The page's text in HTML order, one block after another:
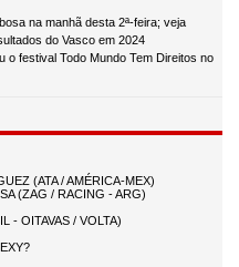
na manhã desta 2ª-feira; veja
do Vasco em 2024
o festival Todo Mundo Tem Direitos no